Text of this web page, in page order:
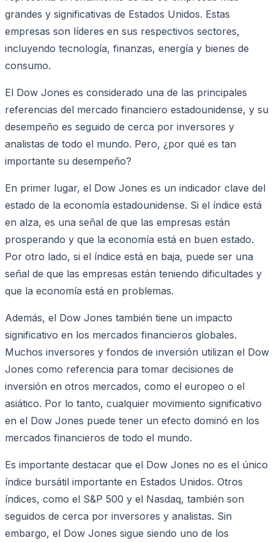
grandes y significativas de Estados Unidos. Estas
empresas son líderes en sus respectivos sectores,
incluyendo tecnología, finanzas, energía y bienes de
consumo.
El Dow Jones es considerado una de las principales
referencias del mercado financiero estadounidense, y su
desempeño es seguido de cerca por inversores y
analistas de todo el mundo. Pero, ¿por qué es tan
importante su desempeño?
En primer lugar, el Dow Jones es un indicador clave del
estado de la economía estadounidense. Si el índice está
en alza, es una señal de que las empresas están
prosperando y que la economía está en buen estado.
Por otro lado, si el índice está en baja, puede ser una
señal de que las empresas están teniendo dificultades y
que la economía está en problemas.
Además, el Dow Jones también tiene un impacto
significativo en los mercados financieros globales.
Muchos inversores y fondos de inversión utilizan el Dow
Jones como referencia para tomar decisiones de
inversión en otros mercados, como el europeo o el
asiático. Por lo tanto, cualquier movimiento significativo
en el Dow Jones puede tener un efecto dominó en los
mercados financieros de todo el mundo.
Es importante destacar que el Dow Jones no es el único
índice bursátil importante en Estados Unidos. Otros
índices, como el S&P 500 y el Nasdaq, también son
seguidos de cerca por inversores y analistas. Sin
embargo, el Dow Jones sigue siendo uno de los